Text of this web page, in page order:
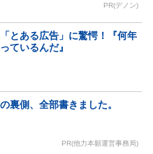
PR(デノン)
とある広告」に驚愕！『何年
ているんだ』
裏側、全部書きました。
PR(他力本願運営事務局)